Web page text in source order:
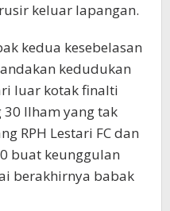
keluar lapangan.
kedua kesebelasan
kedudukan
luar kotak finalti
Ilham yang tak
RPH Lestari FC dan
buat keunggulan
berakhirnya babak